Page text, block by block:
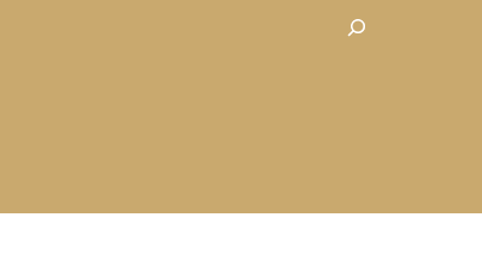
Rechercher